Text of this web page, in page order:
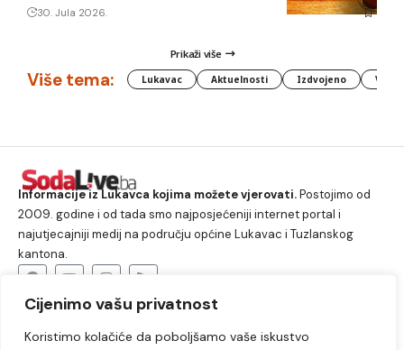
Cijenimo vašu privatnost
Koristimo kolačiće da poboljšamo vaše iskustvo
30. Jula 2026.
Prikaži više
Više tema: Lukavac Aktuelnosti Izdvojeno
Informacije iz Lukavca kojima možete vjerovati.Postojimo od
2009. godine i od tada smo najposjećeniji internet portal i
najutjecajniji medij na području općine Lukavac i Tuzlanskog
kantona.
Lukavac Društvo Crna hronika Sport